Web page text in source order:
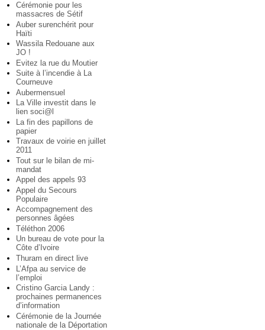
Cérémonie pour les
massacres de Sétif
Auber surenchérit pour
Haïti
Wassila Redouane aux
JO !
Evitez la rue du Moutier
Suite à l’incendie à La
Courneuve
Aubermensuel
La Ville investit dans le
lien soci@l
La fin des papillons de
papier
Travaux de voirie en juillet
2011
Tout sur le bilan de mi-
mandat
Appel des appels 93
Appel du Secours
Populaire
Accompagnement des
personnes âgées
Téléthon 2006
Un bureau de vote pour la
Côte d’Ivoire
Thuram en direct live
L’Afpa au service de
l’emploi
Cristino Garcia Landy :
prochaines permanences
d’information
Cérémonie de la Journée
nationale de la Déportation